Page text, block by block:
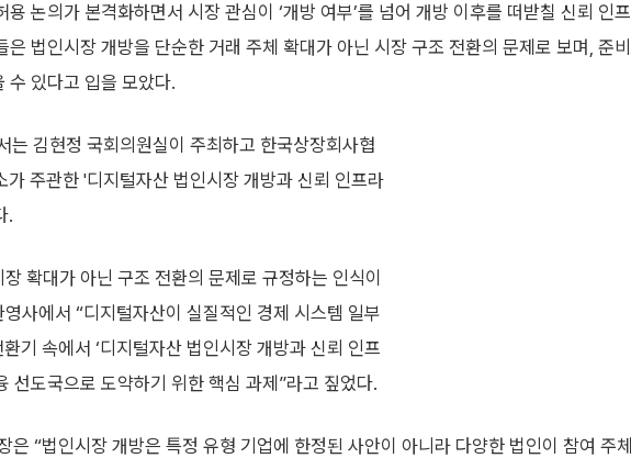
논의가 본격화하면서 시장 관심이 ‘개방 여부’를 넘어 개방 이후를 떠받칠 신뢰 인프
법인시장 개방을 단순한 거래 주체 확대가 아닌 시장 구조 전환의 문제로 보며, 준비
수 있다고 입을 모았다.
는 김현정 국회의원실이 주최하고 한국상장회사협
주관한 '디지털자산 법인시장 개방과 신뢰 인프라
.
확대가 아닌 구조 전환의 문제로 규정하는 인식이
사에서 “디지털자산이 실질적인 경제 시스템 일부
기 속에서 ‘디지털자산 법인시장 개방과 신뢰 인프
선도국으로 도약하기 위한 핵심 과제”라고 짚었다.
은 “법인시장 개방은 특정 유형 기업에 한정된 사안이 아니라 다양한 법인이 참여 주체